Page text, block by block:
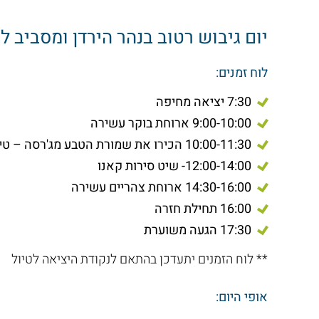
יום גיבוש רטוב בנהר הירדן ומסביב
לוח זמנים:
7:30 יציאה מחיפה
9:00-10:00 ארוחת בוקר עשירה
10:00-11:30 הכירו את שמורת הטבע מג'רסה – טיול רגלי רטוב
12:00-14:00- שיט סירות קאנו
14:30-16:00 ארוחת צהריים עשירה
16:00 תחילת חזרה
17:30 הגעה משוערת
** לוח הזמנים יתעדכן בהתאם לנקודת היציאה לטיול
אופי היום: